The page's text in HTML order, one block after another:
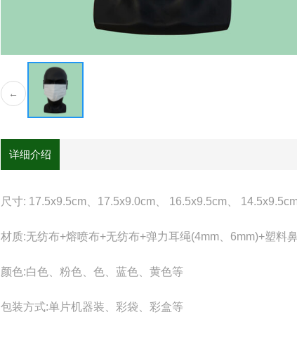
←
详细介绍
尺寸: 17.5x9.5cm、17.5x9.0cm、 16.5x9.5cm、
材质:无纺布+熔喷布+无纺布+弹力耳绳(4mm、6mm)+塑料
颜色:白色、粉色、色、蓝色、黄色等
包装方式:单片机器装、彩袋、彩盒等